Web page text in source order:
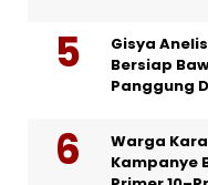
Gisya
Bersiap
Panggung
Warga
Kampanye